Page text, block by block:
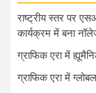
राष्ट्रीय स्तर पर
कार्यक्रम में बना
ग्राफिक एरा में
ग्राफिक एरा में